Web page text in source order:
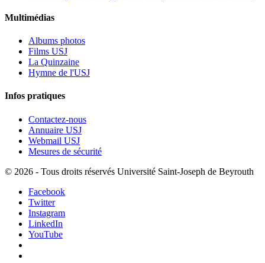
Multimédias
Albums photos
Films USJ
La Quinzaine
Hymne de l'USJ
Infos pratiques
Contactez-nous
Annuaire USJ
Webmail USJ
Mesures de sécurité
© 2026 - Tous droits réservés Université Saint-Joseph de Beyrouth
Facebook
Twitter
Instagram
LinkedIn
YouTube